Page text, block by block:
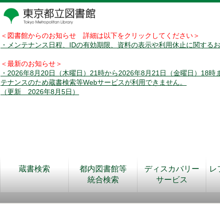
＜図書館からのお知らせ 詳細は以下をクリックしてください＞
・メンテナンス日程、IDの有効期限、資料の表示や利用休止に関する
＜最新のお知らせ＞
・2026年8月20日（木曜日）21時から2026年8月21日（金曜日）18時
テナンスのため蔵書検索等Webサービスが利用できません。
（更新 2026年8月5日）
蔵書検索
都内図書館等
統合検索
ディスカバリー
サービス
レ